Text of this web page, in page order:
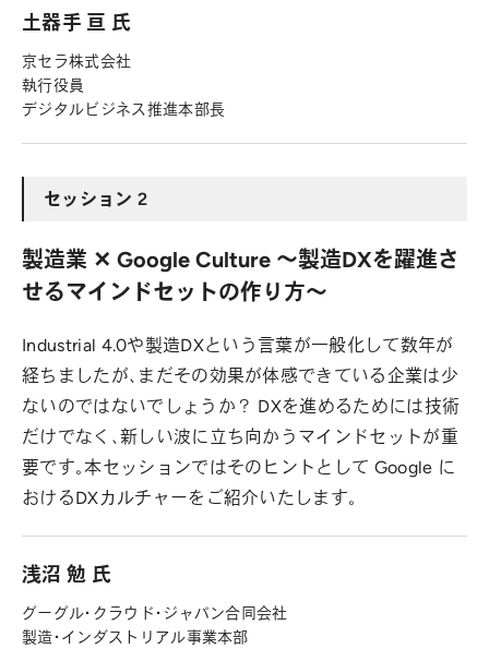
土器手 亘 氏
京セラ株式会社
執行役員
デジタルビジネス推進本部長
セッション 2
製造業 ✕ Google Culture ～製造DXを躍進さ
せるマインドセットの作り方～
Industrial 4.0や製造DXという言葉が一般化して数年が
経ちましたが、まだその効果が体感できている企業は少
ないのではないでしょうか？ DXを進めるためには技術
だけでなく、新しい波に立ち向かうマインドセットが重
要です。本セッションではそのヒントとして Google に
おけるDXカルチャーをご紹介いたします。
浅沼 勉 氏
グーグル・クラウド・ジャパン合同会社
製造・インダストリアル事業本部